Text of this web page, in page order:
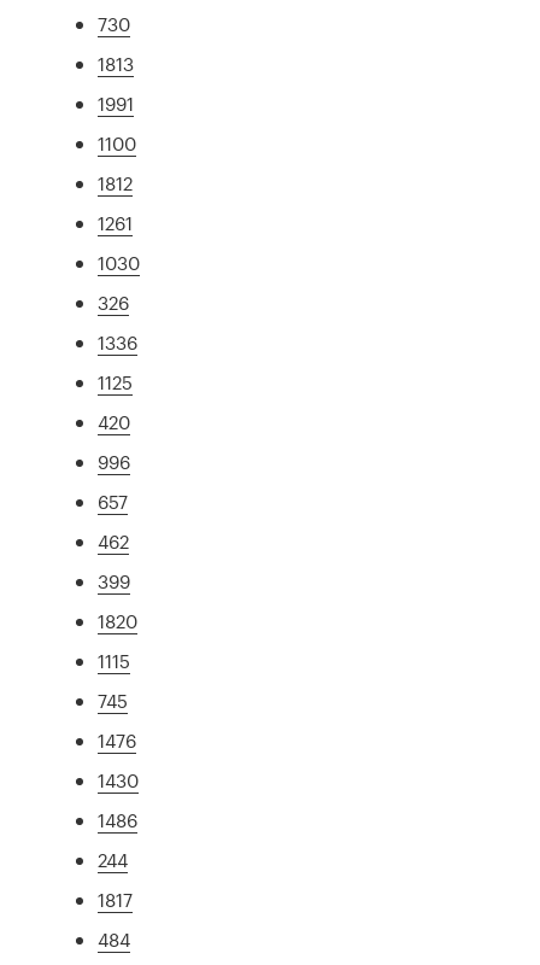
730
1813
1991
1100
1812
1261
1030
326
1336
1125
420
996
657
462
399
1820
1115
745
1476
1430
1486
244
1817
484